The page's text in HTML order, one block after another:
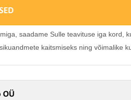
saadame Sulle teavituse iga kord,
kaitsmiseks ning võimalike
OÜ